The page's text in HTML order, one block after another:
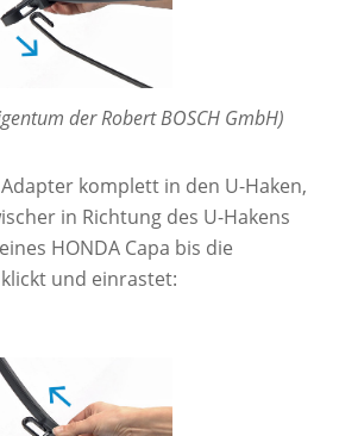
der Robert BOSCH GmbH)
komplett in den U-Haken,
in Richtung des U-Hakens
HONDA Capa bis die
und einrastet: